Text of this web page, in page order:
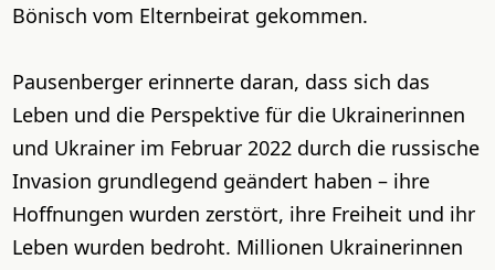
Bönisch vom Elternbeirat gekommen.
Pausenberger erinnerte daran, dass sich das
Leben und die Perspektive für die Ukrainerinnen
und Ukrainer im Februar 2022 durch die russische
Invasion grundlegend geändert haben – ihre
Hoffnungen wurden zerstört, ihre Freiheit und ihr
Leben wurden bedroht. Millionen Ukrainerinnen